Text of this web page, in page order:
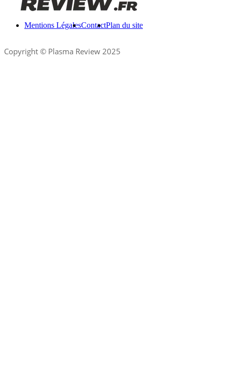
Mentions LégalesContactPlan du site
Copyright © Plasma Review 2025